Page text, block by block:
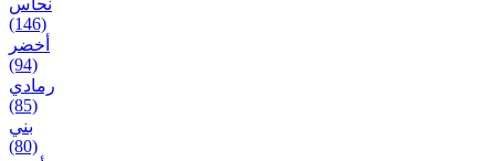
(146)
أخضر
(94)
رمادي
(85)
بني
(80)